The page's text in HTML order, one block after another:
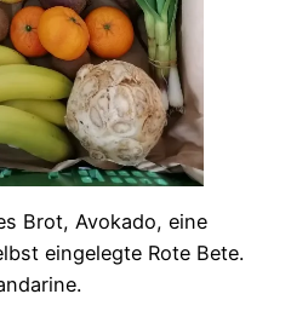
Brot, Avokado, eine
eingelegte Rote Bete.